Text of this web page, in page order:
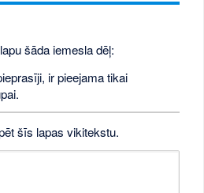
šāda iemesla dēļ:
ir pieejama tikai
šīs lapas vikitekstu.